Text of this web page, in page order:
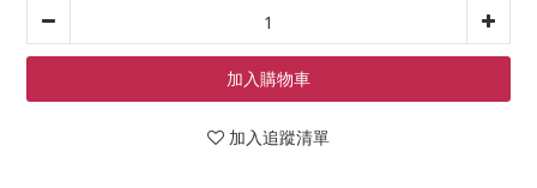
加入購物車
加入追蹤清單